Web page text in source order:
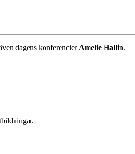
dagens konferencier Amelie Hallin.